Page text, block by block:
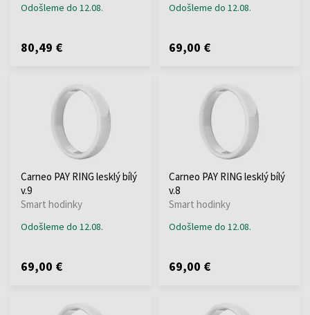
Odošleme do 12.08.
80,49 €
Odošleme do 12.08.
69,00 €
Carneo PAY RING lesklý bílý
v.9
Smart hodinky
Odošleme do 12.08.
69,00 €
Carneo PAY RING lesklý bílý
v.8
Smart hodinky
Odošleme do 12.08.
69,00 €